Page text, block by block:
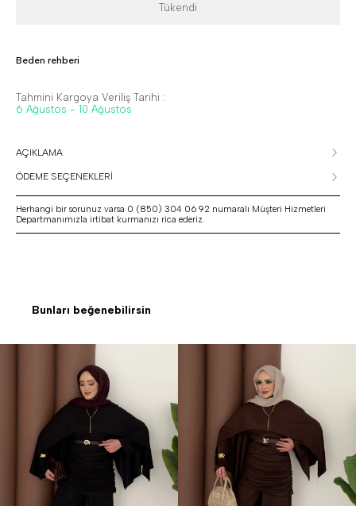
Tükendi
Beden rehberi
Tahmini Kargoya Veriliş Tarihi :
6 Ağustos - 10 Ağustos
AÇIKLAMA
ÖDEME SEÇENEKLERİ
Herhangi bir sorunuz varsa 0 (850) 304 06 92 numaralı Müşteri Hizmetleri
Departmanımızla irtibat kurmanızı rica ederiz.
Bunları beğenebilirsin